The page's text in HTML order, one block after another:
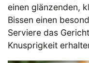
einen glänzenden,
Bissen einen
Serviere das
Knusprigkeit